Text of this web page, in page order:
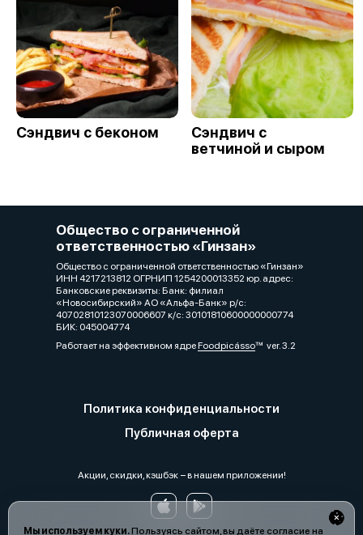
Мы используем куки.Пользуясь сайтом, вы даёте согласие на
Сэндвич с беконом
Сэндвич с
ветчиной и сыром
Общество с ограниченной
ответственностью «Гинзан»
Общество с ограниченной ответственностью «Гинзан»
ИНН 4217213812 ОГРНИП 1254200013352 юр. адрес:
Банковские реквизиты: Банк: филиал
«Новосибирский» АО «Альфа-Банк» р/с:
40702810123070006607 к/с: 30101810600000000774
БИК: 045004774
Работает на эффективном ядреFoodpicássover. 3.2
Политика конфиденциальности
Публичная оферта
Акции, скидки, кэшбэк − в нашем приложении!